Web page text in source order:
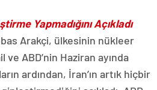
Yapmadığını Açıkladı
Arakçi, ülkesinin nükleer
ABD’nin Haziran ayında
ardından, İran’ın artık hiçbir